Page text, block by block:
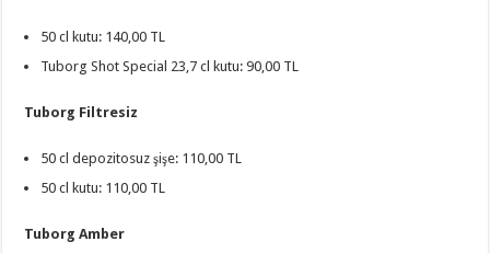
50 cl kutu: 140,00 TL
Tuborg Shot Special 23,7 cl kutu: 90,00 TL
Tuborg Filtresiz
50 cl depozitosuz şişe: 110,00 TL
50 cl kutu: 110,00 TL
Tuborg Amber